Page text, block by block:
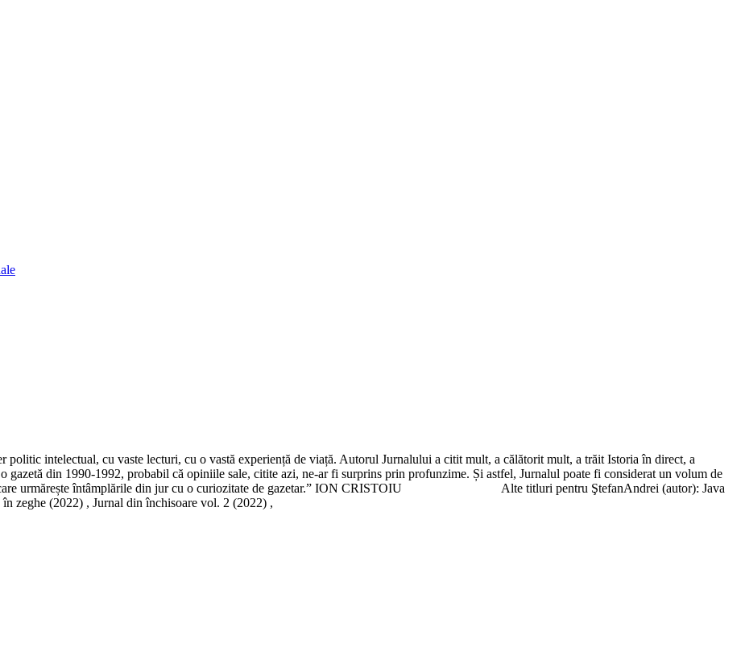
intelectual, cu vaste lecturi, cu o vastă experiență de viață. Autorul Jurnalului a citit mult, a călătorit mult, a trăit Istoria în direct, a
din 1990-1992, probabil că opiniile sale, citite azi, ne-ar fi surprins prin profunzime. Și astfel, Jurnalul poate fi considerat un volum de
care urmărește întâmplările din jur cu o curiozitate de gazetar.” ION CRISTOIU Alte titluri pentru ŞtefanAndrei (autor): Java
zeghe (2022) , Jurnal din închisoare vol. 2 (2022) ,